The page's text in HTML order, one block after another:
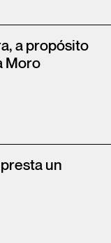
a propósito
Moro
un